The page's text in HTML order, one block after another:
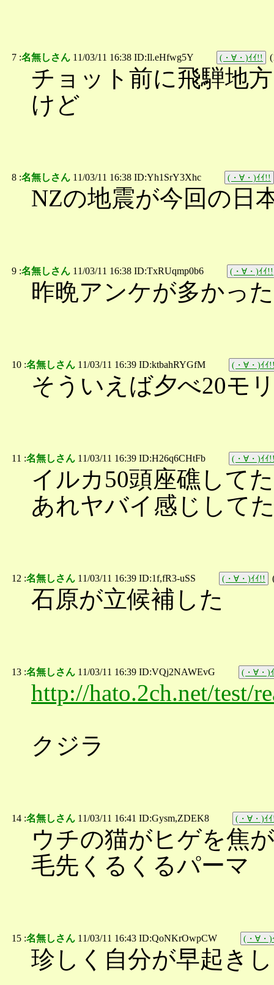
7 :名無しさん 11/03/11 16:38 ID:Il.eHfwg5Y (・∀・)ｲｲ!! (
チョット前に飛騨地
けど
8 :名無しさん 11/03/11 16:38 ID:Yh1SrY3Xhc (・∀・)ｲｲ!!
NZの地震が今回の日
9 :名無しさん 11/03/11 16:38 ID:TxRUqmp0b6 (・∀・)ｲｲ!!
昨晩アンケが多かった
10 :名無しさん 11/03/11 16:39 ID:ktbahRYGfM (・∀・)ｲｲ
そういえば夕べ20モ
11 :名無しさん 11/03/11 16:39 ID:H26q6CHtFb (・∀・)ｲｲ
イルカ50頭座礁して
あれヤバイ感じして
12 :名無しさん 11/03/11 16:39 ID:1f,fR3-uSS (・∀・)ｲｲ!!
石原が立候補した
13 :名無しさん 11/03/11 16:39 ID:VQj2NAWEvG (・∀・)
http://hato.2ch.net/test/
クジラ
14 :名無しさん 11/03/11 16:41 ID:Gysm,ZDEK8 (・∀・)ｲ
ウチの猫がヒゲを焦
毛先くるくるパーマ
15 :名無しさん 11/03/11 16:43 ID:QoNKrOwpCW (・∀・)
珍しく自分が早起き